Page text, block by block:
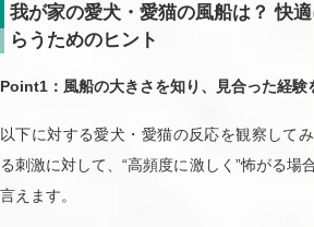
我が家の愛犬・愛猫の風船は？ 快
らうためのヒント
Point1：風船の大きさを知り、見合った経験
以下に対する愛犬・愛猫の反応を観察して
る刺激に対して、“高頻度に激しく”怖がる場
言えます。